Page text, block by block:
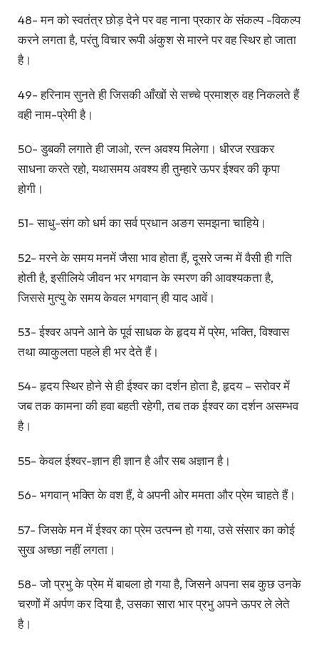
48- मन को स्वतंत्र छोड़ देने पर वह नाना प्रकार के संकल्प -विकल्प
करने लगता है, परंतु विचार रूपी अंकुश से मारने पर वह स्थिर हो जाता
है।
49- हरिनाम सुनते ही जिसकी आँखों से सच्चे प्रमाश्रु वह निकलते हैं
वही नाम-प्रेमी है।
50- डुबकी लगाते ही जाओ, रत्न अवश्य मिलेगा। धीरज रखकर
साधना करते रहो, यथासमय अवश्य ही तुम्हारे ऊपर ईश्वर की कृपा
होगी।
51- साधु-संग को धर्म का सर्व प्रधान अङग समझना चाहिये।
52- मरने के समय मनमें जैसा भाव होता हैं, दूसरे जन्म में वैसी ही गति
होती है, इसीलिये जीवन भर भगवान के स्मरण की आवश्यकता है,
जिससे मुत्यु के समय केवल भगवान् ही याद आवें।
53- ईश्वर अपने आने के पूर्व साधक के हृदय में प्रेम, भक्ति, विश्वास
तथा व्याकुलता पहले ही भर देते हैं।
54- हृदय स्थिर होने से ही ईश्वर का दर्शन होता है, हृदय – सरोवर में
जब तक कामना की हवा बहती रहेगी, तब तक ईश्वर का दर्शन असम्भव
है।
55- केवल ईश्वर-ज्ञान ही ज्ञान है और सब अज्ञान है।
56- भगवान् भक्ति के वश हैं, वे अपनी ओर ममता और प्रेम चाहते हैं।
57- जिसके मन में ईश्वर का प्रेम उत्पन्न हो गया, उसे संसार का कोई
सुख अच्छा नहीं लगता।
58- जो प्रभु के प्रेम में बाबला हो गया है, जिसने अपना सब कुछ उनके
चरणों में अर्पण कर दिया है, उसका सारा भार प्रभु अपने ऊपर ले लेते
है।